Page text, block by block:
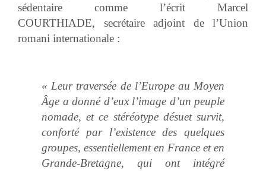
sédentaire comme l’écrit Marcel
COURTHIADE, secrétaire adjoint de l’Union
romani internationale :
« Leur traversée de l’Europe au Moyen
Âge a donné d’eux l’image d’un peuple
nomade, et ce stéréotype désuet survit,
conforté par l’existence des quelques
groupes, essentiellement en France et en
Grande-Bretagne, qui ont intégré